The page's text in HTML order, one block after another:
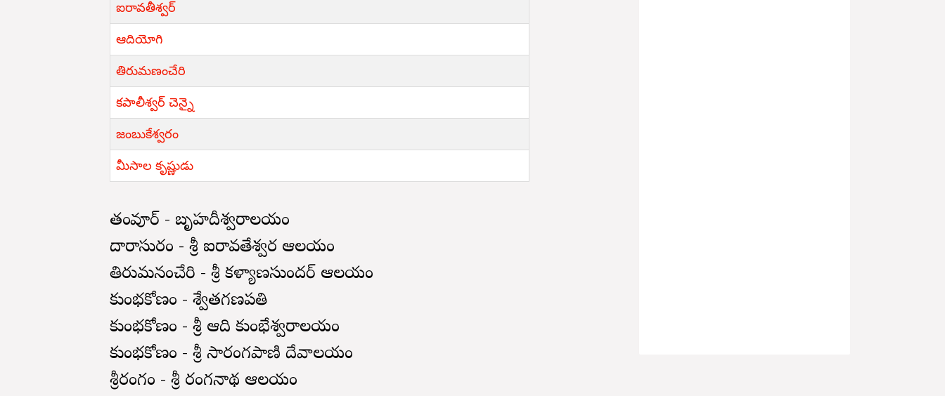
ఐరావతీశ్వర్
ఆదియోగి
తిరుమణంచేరి
కపాలీశ్వర్ చెన్నై
జంబుకేశ్వరం
మీసాల కృష్ణుడు
తంజావూర్ - బృహదీశ్వరాలయం
దారాసురం - శ్రీ ఐరావతేశ్వర ఆలయం
తిరుమనంచేరి - శ్రీ కళ్యాణసుందర్ ఆలయం
కుంభకోణం - శ్వేతగణపతి
కుంభకోణం - శ్రీ ఆది కుంభేశ్వరాలయం
కుంభకోణం - శ్రీ సారంగపాణి దేవాలయం
శ్రీరంగం - శ్రీ రంగనాథ ఆలయం